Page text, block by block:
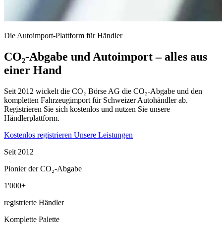
Die Autoimport-Plattform für Händler
CO₂-Abgabe und Autoimport – alles aus
einer Hand
Seit 2012 wickelt die CO₂ Börse AG die CO₂-Abgabe und den
kompletten Fahrzeugimport für Schweizer Autohändler ab.
Registrieren Sie sich kostenlos und nutzen Sie unsere
Händlerplattform.
Kostenlos registrieren Unsere Leistungen
Seit 2012
Pionier der CO₂-Abgabe
1'000+
registrierte Händler
Komplette Palette